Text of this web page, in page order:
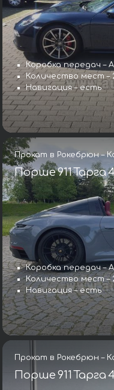
Коробка передач –
Количество мест –
Навигация – есть
Прокат в Рокебрюн –
Порше 911 Тарга
Коробка передач –
Количество мест –
Навигация – есть
Прокат в Рокебрюн –
Порше 911 Тарга